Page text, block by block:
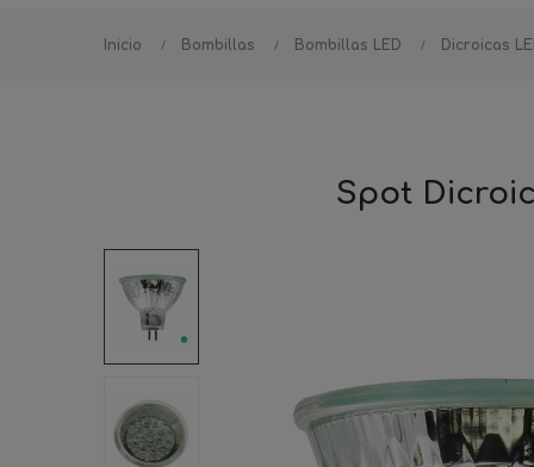
Inicio Bombillas Bombillas LED Dicroicas
Spot